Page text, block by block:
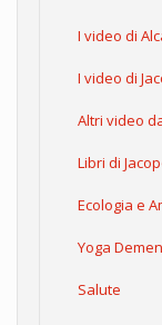
I video di
I video di
Altri video
Libri di
Ecologia e
Yoga
Salute